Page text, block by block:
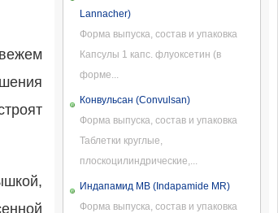
Lannacher)
Форма выпуска, состав и упаковка
Капсулы 1 капс. флуоксетин (в
форме...
Конвульсан (Convulsan)
Форма выпуска, состав и упаковка
Таблетки круглые,
плоскоцилиндрические,...
Индапамид МВ (Indapamide MR)
Форма выпуска, состав и упаковка